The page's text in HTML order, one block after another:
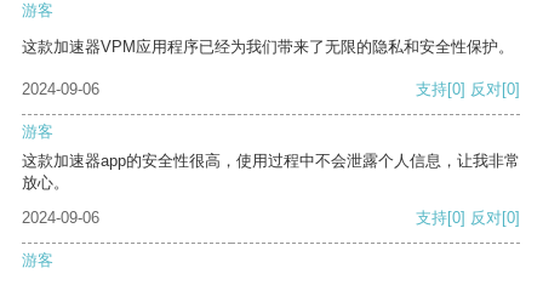
游客
这款加速器VPM应用程序已经为我们带来了无限的隐私和安全性保护。
2024-09-06 支持[0] 反对[0]
游客
这款加速器app的安全性很高，使用过程中不会泄露个人信息，让我非常
放心。
2024-09-06
支持[0] 反对[0]
游客